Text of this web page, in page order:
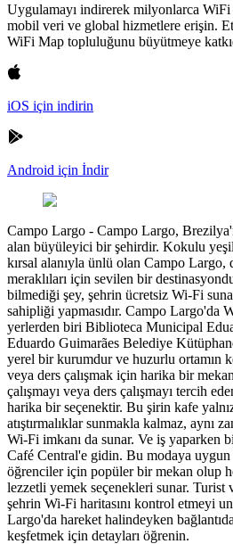
Uygulamayı indirerek milyonlarca
mobil veri ve global hizmetlere erişin.
WiFi Map topluluğunu büyütmeye
iOS için indirin
Android için İndir
Campo Largo - Campo Largo,
alan büyüleyici bir şehirdir. Kokulu
kırsal alanıyla ünlü olan Campo Largo,
meraklıları için sevilen bir
bilmediği şey, şehrin ücretsiz Wi-Fi
sahipliği yapmasıdır. Campo Largo'da
yerlerden biri Biblioteca Municipal
Eduardo Guimarães Belediye
yerel bir kurumdur ve huzurlu ortamın
veya ders çalışmak için harika bir
çalışmayı veya ders çalışmayı tercih
harika bir seçenektir. Bu şirin kafe
atıştırmalıklar sunmakla kalmaz, aynı
Wi-Fi imkanı da sunar. Ve iş yaparken
Café Central'e gidin. Bu modaya
öğrenciler için popüler bir mekan olup
lezzetli yemek seçenekleri sunar.
şehrin Wi-Fi haritasını kontrol etmeyi
Largo'da hareket halindeyken
keşfetmek için detayları öğrenin.